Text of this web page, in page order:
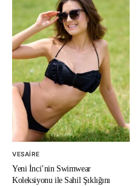
VESAIRE
Yeni İnci’nin Swimwear
Koleksiyonu ile Sahil Şıklığını